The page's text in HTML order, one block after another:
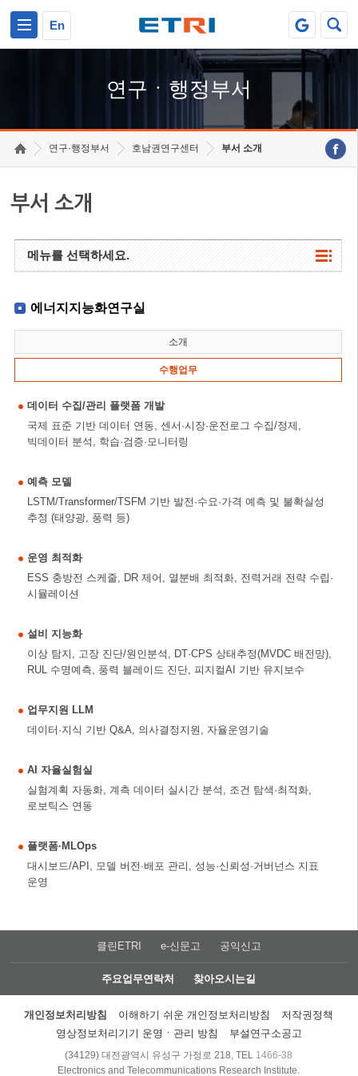
En
연구ㆍ행정부서
연구·행정부서 호남권연구센터 부서 소개
부서 소개
메뉴를 선택하세요.
에너지지능화연구실
소개
수행업무
데이터 수집/관리 플랫폼 개발
국제 표준 기반 데이터 연동, 센서·시장·운전로그 수집/정제,
빅데이터 분석, 학습·검증·모니터링
예측 모델
LSTM/Transformer/TSFM 기반 발전·수요·가격 예측 및 불확실성
추정 (태양광, 풍력 등)
운영 최적화
ESS 충방전 스케줄, DR 제어, 열분배 최적화, 전력거래 전략 수립·
시뮬레이션
설비 지능화
이상 탐지, 고장 진단/원인분석, DT·CPS 상태추정(MVDC 배전망),
RUL 수명예측, 풍력 블레이드 진단, 피지컬AI 기반 유지보수
업무지원 LLM
데이터·지식 기반 Q&A, 의사결정지원, 자율운영기술
AI 자율실험실
실험계획 자동화, 계측 데이터 실시간 분석, 조건 탐색·최적화,
로보틱스 연동
플랫폼·MLOps
대시보드/API, 모델 버전·배포 관리, 성능·신뢰성·거버넌스 지표
운영
클린ETRI e-신문고 공익신고
주요업무연락처 찾아오시는길
개인정보처리방침 이해하기 쉬운 개인정보처리방침
저작권정책
영상정보처리기기 운영ㆍ관리 방침
부설연구소공고
(34129) 대전광역시 유성구 가정로 218, TEL 1466-38
Electronics and Telecommunications Research Institute.